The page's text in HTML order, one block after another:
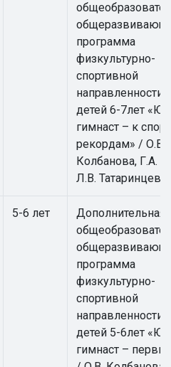
программа
физкультурно-
спортивной
направленности
детей 6-7лет
гимнаст – к
рекордам» / О.В.
Колбанова, Г.А.
Л.В. Татаринцева
5-6 лет
Дополнительная
программа
физкультурно-
спортивной
направленности
детей 5-6лет
гимнаст –